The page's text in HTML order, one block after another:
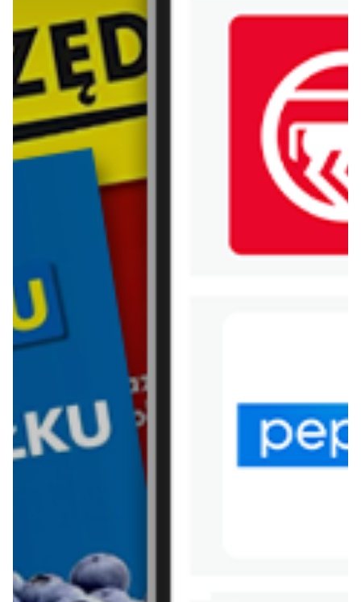
Zawartość dla osób
pełnoletnich
ODBLOKUJ
od dziś
Żabka
Zawartość dla osób
od dziś
Soplica - odkryj smaki lata w Lidlu
WIĘCEJ GAZETEK ŻABKA